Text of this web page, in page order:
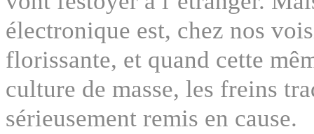
électronique est, chez nos
florissante, et quand cette
culture de masse, les freins
sérieusement remis en cause.